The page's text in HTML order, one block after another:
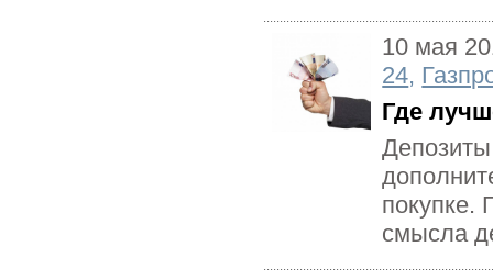
10 мая
24,
Где
покупке.
смысла